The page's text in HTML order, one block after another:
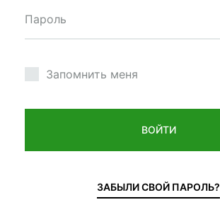
Пароль
Запомнить меня
ВОЙТИ
ЗАБЫЛИ СВОЙ ПАРОЛЬ?